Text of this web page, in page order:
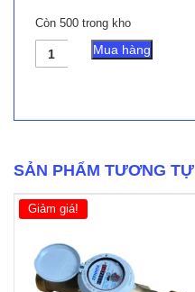
Còn 500 trong kho
Đồng
Hồ
Hàng
Chính
Hãng
số
lượng
Mua hàng
SẢN PHẨM TƯƠNG TỰ
Giảm giá!